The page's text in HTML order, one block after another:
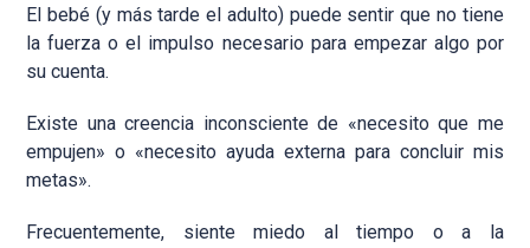
El bebé (y más tarde el adulto) puede sentir que no tiene
la fuerza o el impulso necesario para empezar algo por
su cuenta.
Existe una creencia inconsciente de «necesito que me
empujen» o «necesito ayuda externa para concluir mis
metas».
Frecuentemente, siente miedo al tiempo o a la